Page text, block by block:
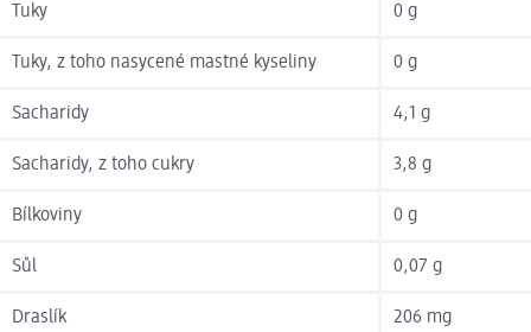
Tuky 0 g
Tuky, z toho nasycené mastné kyseliny 0 g
Sacharidy 4,1 g
Sacharidy, z toho cukry 3,8 g
Bílkoviny 0 g
Sůl 0,07 g
Draslík 206 mg